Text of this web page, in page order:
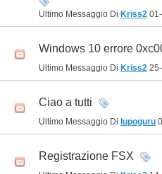
Ultimo Messaggio Di Kriss2
Windows 10 errore
Ultimo Messaggio Di Kriss2
Ciao a tutti
Ultimo Messaggio Di lupoguru
Registrazione FSX